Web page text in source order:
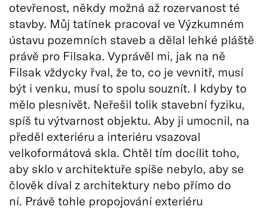
otevřenost, někdy možná až rozervanost té
stavby. Můj tatínek pracoval ve Výzkumném
ústavu pozemních staveb a dělal lehké pláště
právě pro Filsaka. Vyprávěl mi, jak na ně
Filsak vždycky řval, že to, co je vevnitř, musí
být i venku, musí to spolu souznít. I kdyby to
mělo plesnivět. Neřešil tolik stavební fyziku,
spíš tu výtvarnost objektu. Aby ji umocnil, na
předěl exteriéru a interiéru vsazoval
velkoformátová skla. Chtěl tím docílit toho,
aby sklo v architektuře spíše nebylo, aby se
člověk díval z architektury nebo přímo do
ní. Právě tohle propojování exteriéru